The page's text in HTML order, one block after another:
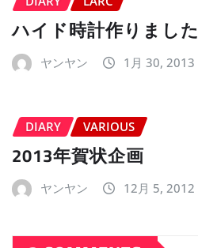
ハイド時計作りました
ヤンヤン 1月 30, 2013
DIARY VARIOUS
2013年賀状企画
ヤンヤン 12月 5, 2012